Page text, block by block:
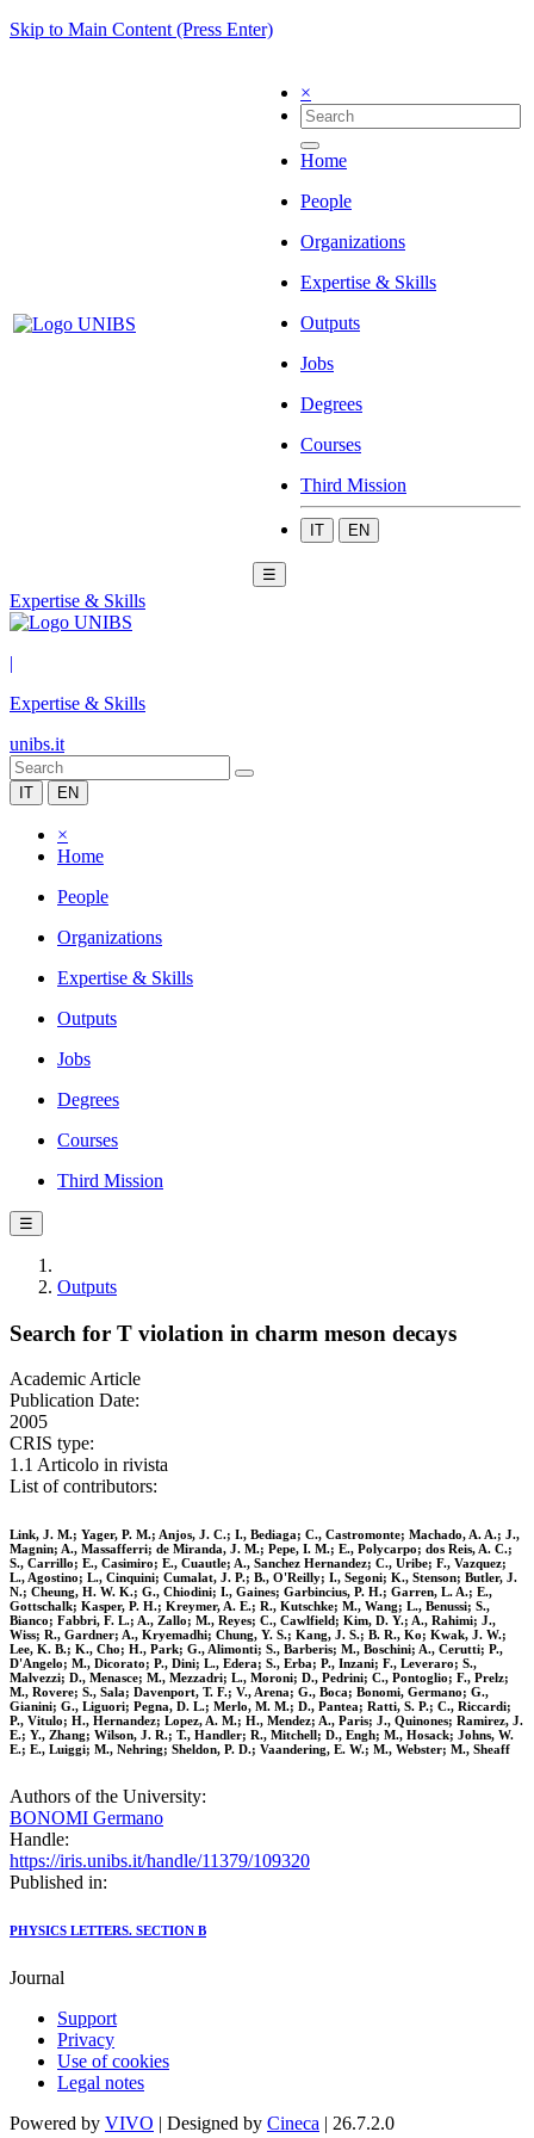
Skip to Main Content (Press Enter)
×
Home
People
Organizations
Expertise & Skills
Outputs
Jobs
Degrees
Courses
Third Mission
IT EN
☰
Expertise & Skills
|
Expertise & Skills
unibs.it
IT EN
×
Home
People
Organizations
Expertise & Skills
Outputs
Jobs
Degrees
Courses
Third Mission
☰
Outputs
Search for T violation in charm meson decays
Academic Article
Publication Date:
2005
CRIS type:
1.1 Articolo in rivista
List of contributors:
Link, J. M.; Yager, P. M.; Anjos, J. C.; I., Bediaga; C., Castromonte; Machado, A. A.; J.,
Magnin; A., Massafferri; de Miranda, J. M.; Pepe, I. M.; E., Polycarpo; dos Reis, A. C.;
S., Carrillo; E., Casimiro; E., Cuautle; A., Sanchez Hernandez; C., Uribe; F., Vazquez;
L., Agostino; L., Cinquini; Cumalat, J. P.; B., O'Reilly; I., Segoni; K., Stenson; Butler, J.
N.; Cheung, H. W. K.; G., Chiodini; I., Gaines; Garbincius, P. H.; Garren, L. A.; E.,
Gottschalk; Kasper, P. H.; Kreymer, A. E.; R., Kutschke; M., Wang; L., Benussi; S.,
Bianco; Fabbri, F. L.; A., Zallo; M., Reyes; C., Cawlfield; Kim, D. Y.; A., Rahimi; J.,
Wiss; R., Gardner; A., Kryemadhi; Chung, Y. S.; Kang, J. S.; B. R., Ko; Kwak, J. W.;
Lee, K. B.; K., Cho; H., Park; G., Alimonti; S., Barberis; M., Boschini; A., Cerutti; P.,
D'Angelo; M., Dicorato; P., Dini; L., Edera; S., Erba; P., Inzani; F., Leveraro; S.,
Malvezzi; D., Menasce; M., Mezzadri; L., Moroni; D., Pedrini; C., Pontoglio; F., Prelz;
M., Rovere; S., Sala; Davenport, T. F.; V., Arena; G., Boca; Bonomi, Germano; G.,
Gianini; G., Liguori; Pegna, D. L.; Merlo, M. M.; D., Pantea; Ratti, S. P.; C., Riccardi;
P., Vitulo; H., Hernandez; Lopez, A. M.; H., Mendez; A., Paris; J., Quinones; Ramirez, J.
E.; Y., Zhang; Wilson, J. R.; T., Handler; R., Mitchell; D., Engh; M., Hosack; Johns, W.
E.; E., Luiggi; M., Nehring; Sheldon, P. D.; Vaandering, E. W.; M., Webster; M., Sheaff
Authors of the University:
BONOMI Germano
Handle:
https://iris.unibs.it/handle/11379/109320
Published in:
PHYSICS LETTERS. SECTION B
Journal
Support
Privacy
Use of cookies
Legal notes
Powered by VIVO | Designed by Cineca | 26.7.2.0